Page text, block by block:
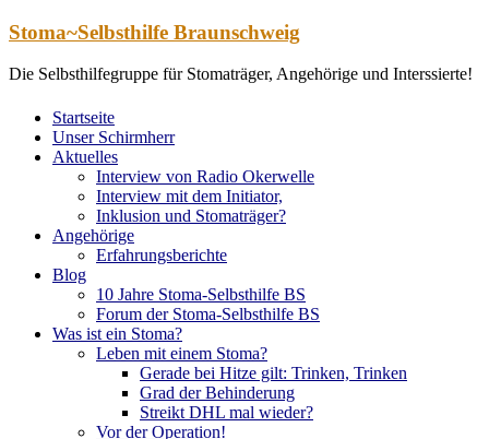
Zum
springen
Stoma~Selbsthilfe Braunschweig
Die Selbsthilfegruppe für Stomaträger, Angehörige und Interssierte!
Startseite
Unser Schirmherr
Aktuelles
Interview von Radio Okerwelle
Interview mit dem Initiator,
Inklusion und Stomaträger?
Angehörige
Erfahrungsberichte
Blog
10 Jahre Stoma-Selbsthilfe BS
Forum der Stoma-Selbsthilfe BS
Was ist ein Stoma?
Leben mit einem Stoma?
Gerade bei Hitze gilt: Trinken, Trinken
Grad der Behinderung
Streikt DHL mal wieder?
Vor der Operation!